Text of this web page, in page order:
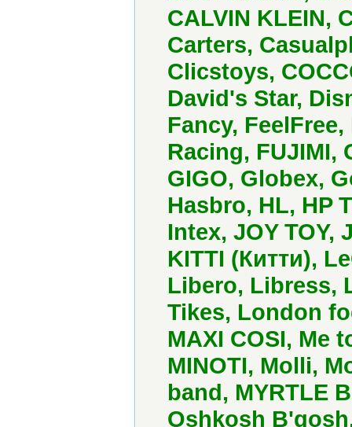
CALVIN KLEIN,
Carters,
Clicstoys,
David's Star,
Fancy,
Racing, FUJIMI,
GIGO, Globex,
Hasbro, HL, HP
Intex, JOY TOY,
KITTI (Китти),
Libero, Libress,
Tikes, London
MAXI COSI, Me
MINOTI, Molli,
band, MYRTLE
Oshkosh